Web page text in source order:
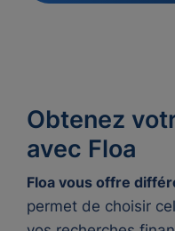
Obtenez
avec Floa
Floa vous offre
permet de choisir